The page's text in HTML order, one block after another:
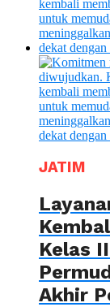
JATIM
Kelas
Akhir